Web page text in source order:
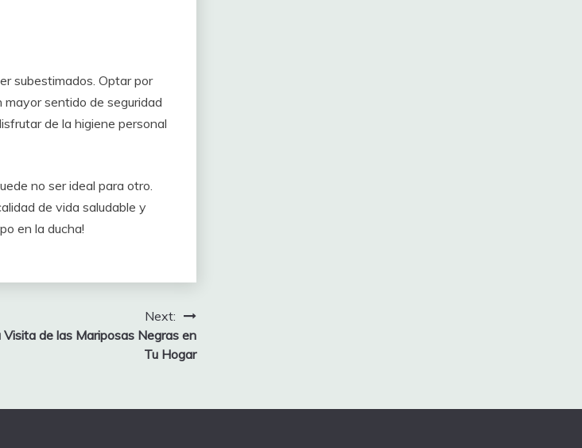
subestimados. Optar por
mayor sentido de seguridad
de la higiene personal
no ser ideal para otro.
de vida saludable y
en la ducha!
Next:
Visita de las Mariposas Negras en
Tu Hogar